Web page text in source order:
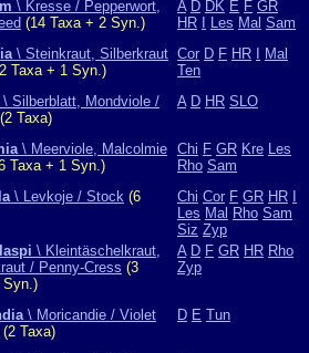
\ Kresse / Pepperwort,
(14 Taxa + 2 Syn.)
A D DK E F GR
HR
Les Mal Sam
\ Steinkraut, Silberkraut
Taxa + 1 Syn.)
Cor D F HR
Mal
Ten
\ Silberblatt, Mondviole /
(2 Taxa)
A D HR SLO
\ Meerviole, Malcolmie
Taxa + 1 Syn.)
Chi F GR Kre Les
Rho Sam
\ Levkoje / Stock (6
Chi Cor F GR HR
Les Mal Rho Sam
Siz Zyp
\ Kleintäschelkraut,
/ Penny-Cress (3
Syn.)
A D F GR HR Rho
Zyp
\ Moricandie / Violet
(2 Taxa)
D E Tun